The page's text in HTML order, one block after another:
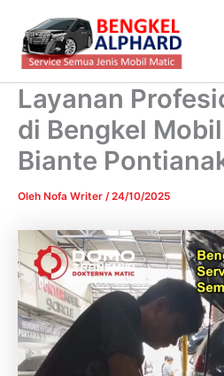
konten
Layanan
di Bengkel
Biante
Oleh Nofa Writer /24/10/2025